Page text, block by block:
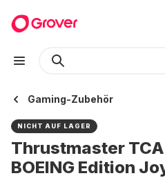
Gaming-Zubehör
NICHT AUF LAGER
Thrustmaster
BOEING Edition